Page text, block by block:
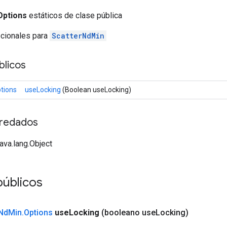
estáticos de clase pública
para ScatterNdMin
useLocking (Boolean useLocking)
Min.Options useLocking (booleano useLocking)